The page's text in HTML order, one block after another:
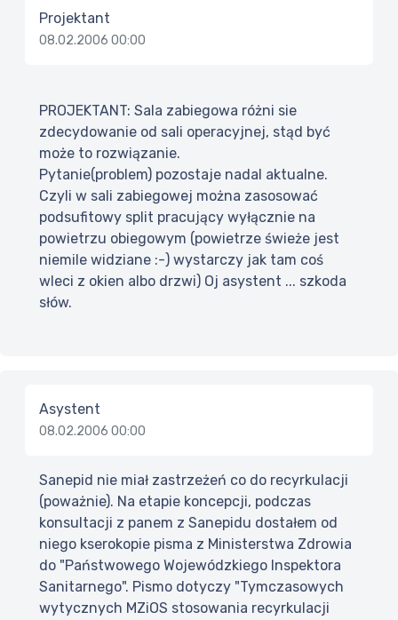
Projektant
08.02.2006 00:00
PROJEKTANT: Sala zabiegowa różni sie
zdecydowanie od sali operacyjnej, stąd być
może to rozwiązanie.
Pytanie(problem) pozostaje nadal aktualne.
Czyli w sali zabiegowej można zasosować
podsufitowy split pracujący wyłącznie na
powietrzu obiegowym (powietrze świeże jest
niemile widziane :-) wystarczy jak tam coś
wleci z okien albo drzwi) Oj asystent ... szkoda
słów.
Asystent
08.02.2006 00:00
Sanepid nie miał zastrzeżeń co do recyrkulacji
(poważnie). Na etapie koncepcji, podczas
konsultacji z panem z Sanepidu dostałem od
niego kserokopie pisma z Ministerstwa Zdrowia
do "Państwowego Wojewódzkiego Inspektora
Sanitarnego". Pismo dotyczy "Tymczasowych
wytycznych MZiOS stosowania recyrkulacji